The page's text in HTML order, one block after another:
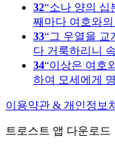
32 소나 양의 십
째마다 여호와
33 그 우열을 교
다 거룩하리니
34 이상은 여호
하여 모세에게
이용약관 & 개인정보
트로스트 앱 다운로드